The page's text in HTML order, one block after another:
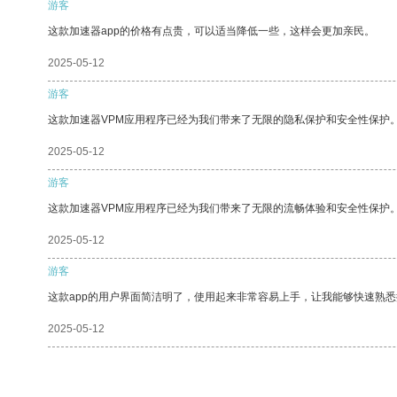
游客
这款加速器app的价格有点贵，可以适当降低一些，这样会更加亲民。
2025-05-12
游客
这款加速器VPM应用程序已经为我们带来了无限的隐私保护和安全性保护。
2025-05-12
游客
这款加速器VPM应用程序已经为我们带来了无限的流畅体验和安全性保护。
2025-05-12
游客
这款app的用户界面简洁明了，使用起来非常容易上手，让我能够快速熟悉
2025-05-12